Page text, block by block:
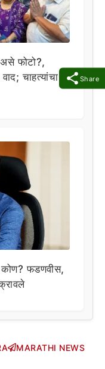
Share
असे फोटो?,
चाहत्यांचा
कोण? फडणवीस,
MARATHI NEWS